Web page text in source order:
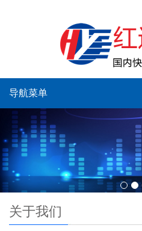
导航菜单
关于我们